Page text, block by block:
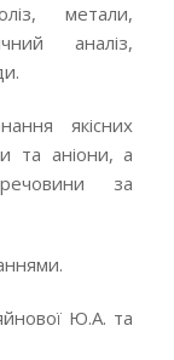
метали,
аналіз,
якісних
та аніони, а
за
Ю.А. та